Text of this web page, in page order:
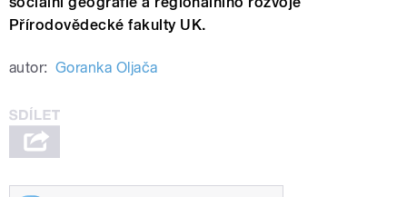
Přírodovědecké fakulty UK.
autor: Goranka Oljača